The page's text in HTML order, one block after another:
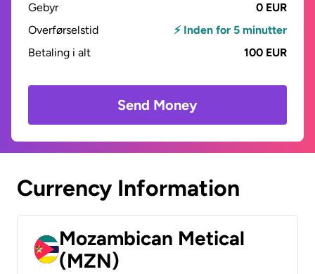
Gebyr
0 EUR
Overførselstid
⚡ Inden for 5 minutter
Betaling i alt
100 EUR
Send Money
Currency Information
Mozambican Metical
(MZN)